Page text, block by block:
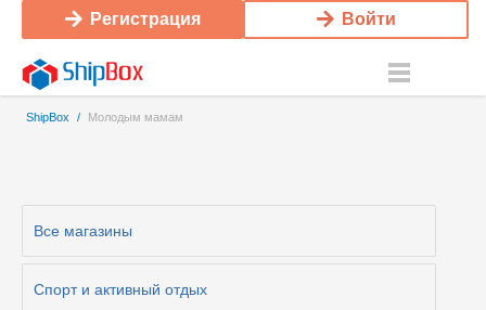
Регистрация Войти
ShipBox / Молодым мамам
Все магазины
Cпорт и активный отдых